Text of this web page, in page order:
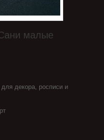
малые
декора, росписи и